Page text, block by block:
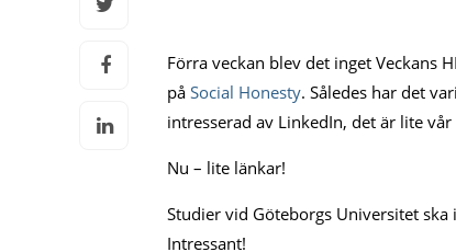
Förra veckan blev det inget Veckans
på Social Honesty. Således har det
intresserad av LinkedIn, det är lite
Nu – lite länkar!
Studier vid Göteborgs Universitet
Intressant!